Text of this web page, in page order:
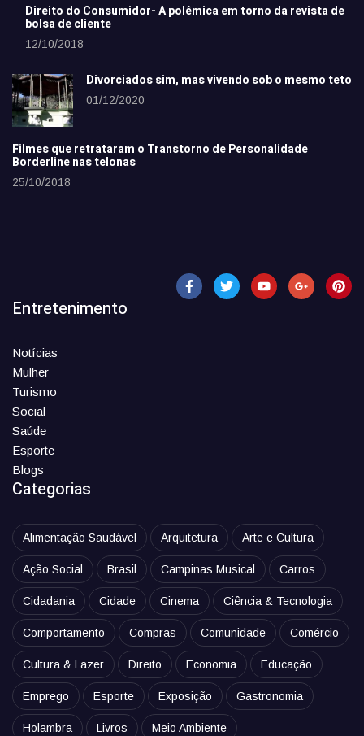
Direito do Consumidor- A polêmica em torno da revista de
bolsa de cliente
12/10/2018
Divorciados sim, mas vivendo sob o mesmo teto
01/12/2020
Filmes que retrataram o Transtorno de Personalidade
Borderline nas telonas
25/10/2018
Entretenimento
Notícias
Mulher
Turismo
Social
Saúde
Esporte
Blogs
Categorias
Alimentação Saudável Arquitetura Arte e Cultura
Ação Social Brasil Campinas Musical Carros
Cidadania Cidade Cinema Ciência & Tecnologia
Comportamento Compras Comunidade Comércio
Cultura & Lazer Direito Economia Educação
Emprego Esporte Exposição Gastronomia
Holambra Livros Meio Ambiente